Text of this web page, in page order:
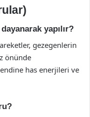
yapılır?
gezegenlerin
önünde
has enerjileri ve